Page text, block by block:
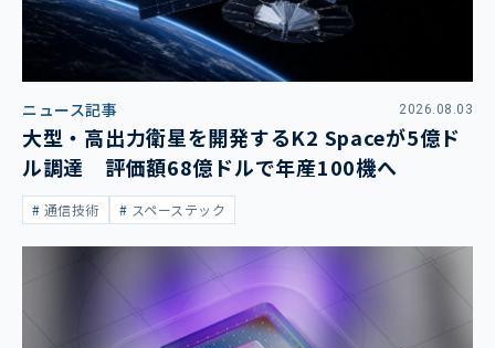
ニュース記事 2026.08.03
大型・高出力衛星を開発するK2 Spaceが5億ド
ル調達 評価額68億ドルで年産100機へ
通信技術 スペーステック